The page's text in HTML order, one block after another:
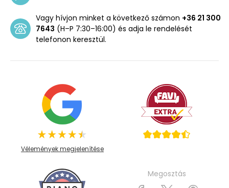
Vagy hívjon minket a következő számon +36 21 300
7643 (H–P 7:30–16:00) és adja le rendelését
telefonon keresztül.
Vélemények megjelenítése
Megosztás